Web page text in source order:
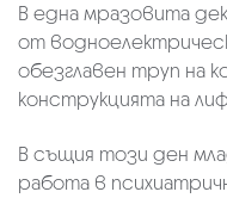
В една мразовита
от
обезглавен труп на
конструкцията на
В същия този ден
работа в